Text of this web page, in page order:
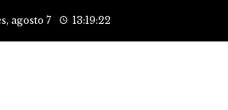
agosto 7 13:19:23